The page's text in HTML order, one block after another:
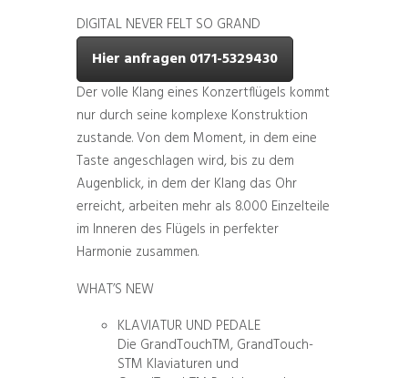
DIGITAL NEVER FELT SO GRAND
Hier anfragen 0171-5329430
Der volle Klang eines Konzertflügels kommt
nur durch seine komplexe Konstruktion
zustande. Von dem Moment, in dem eine
Taste angeschlagen wird, bis zu dem
Augenblick, in dem der Klang das Ohr
erreicht, arbeiten mehr als 8.000 Einzelteile
im Inneren des Flügels in perfekter
Harmonie zusammen.
WHAT’S NEW
KLAVIATUR UND PEDALE
Die GrandTouchTM, GrandTouch-
STM Klaviaturen und